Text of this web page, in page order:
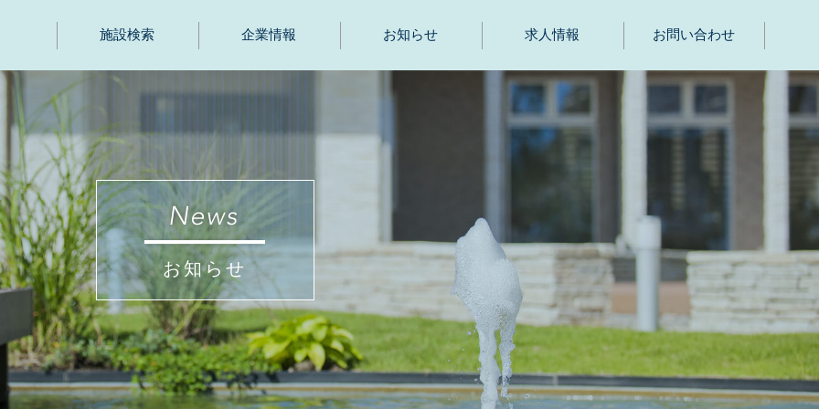
施設検索 企業情報 お知らせ 求人情報 お問い合わせ
お知らせ